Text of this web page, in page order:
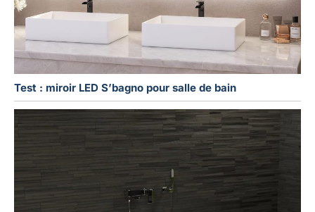
Test : miroir LED S’bagno pour salle de bain